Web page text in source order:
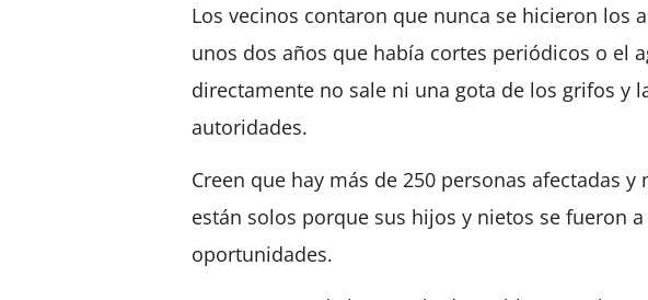
Los vecinos contaron que nunca se hicieron los
unos dos años que había cortes periódicos o el
directamente no sale ni una gota de los grifos y
autoridades.
Creen que hay más de 250 personas afectadas
están solos porque sus hijos y nietos se fueron
oportunidades.